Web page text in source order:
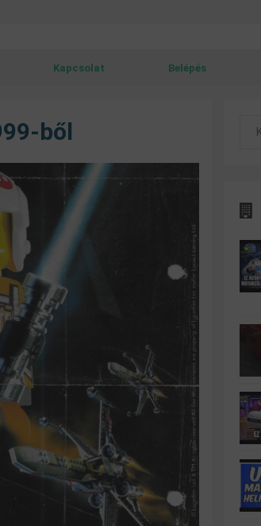
Kapcsolat Belépés
ből